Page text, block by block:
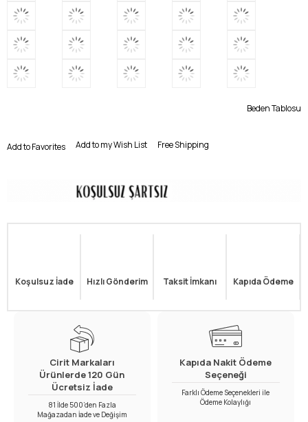
Beden Tablosu
Add to Favorites Add to my Wish List Free Shipping
Koşulsuz İade Hızlı Gönderim Taksit İmkanı Kapıda Ödeme
Cirit Markaları
Ürünlerde 120 Gün
Ücretsiz İade
81 İlde 500’den Fazla
Mağazadan İade ve Değişim
Kapıda Nakit Ödeme
Seçeneği
Farklı Ödeme Seçenekleri ile
Ödeme Kolaylığı